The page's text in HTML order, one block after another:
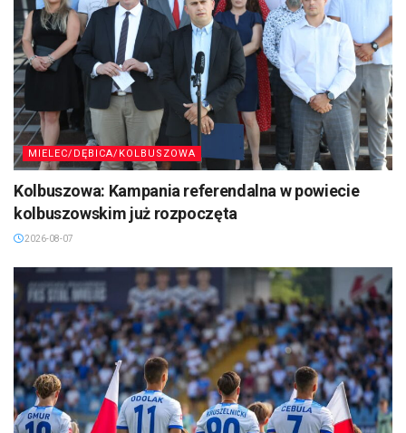
MIELEC/DĘBICA/KOLBUSZOWA
Kolbuszowa: Kampania referendalna w powiecie
kolbuszowskim już rozpoczęta
2026-08-07